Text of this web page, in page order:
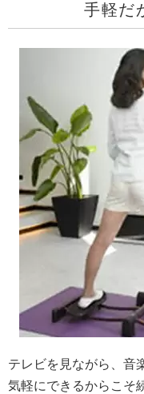
手軽だ
テレビを見ながら、音
気軽にできるからこそ